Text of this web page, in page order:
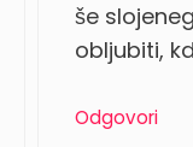
še
obljubiti,
Odgovori